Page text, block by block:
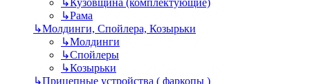
↳Рама
↳Молдинги, Спойлера, Козырьки
↳Молдинги
↳Спойлеры
↳Козырьки
↳Прицепные устройства ( фаркопы )